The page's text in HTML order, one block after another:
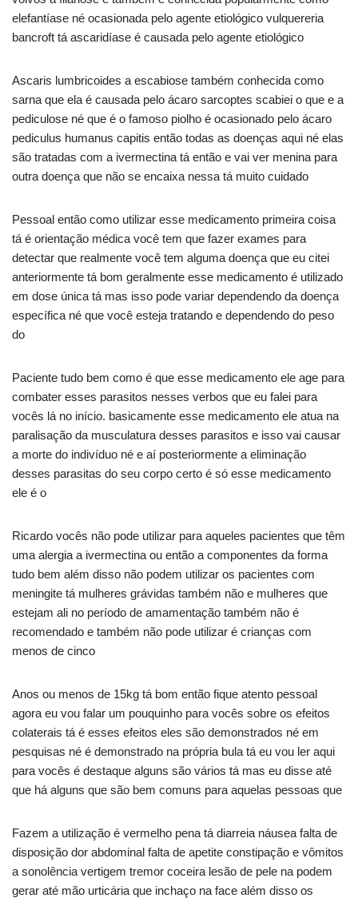
elefantíase né ocasionada pelo agente etiológico vulquereria
bancroft tá ascaridíase é causada pelo agente etiológico
Ascaris lumbricoides a escabiose também conhecida como
sarna que ela é causada pelo ácaro sarcoptes scabiei o que e a
pediculose né que é o famoso piolho é ocasionado pelo ácaro
pediculus humanus capitis então todas as doenças aqui né elas
são tratadas com a ivermectina tá então e vai ver menina para
outra doença que não se encaixa nessa tá muito cuidado
Pessoal então como utilizar esse medicamento primeira coisa
tá é orientação médica você tem que fazer exames para
detectar que realmente você tem alguma doença que eu citei
anteriormente tá bom geralmente esse medicamento é utilizado
em dose única tá mas isso pode variar dependendo da doença
específica né que você esteja tratando e dependendo do peso
do
Paciente tudo bem como é que esse medicamento ele age para
combater esses parasitos nesses verbos que eu falei para
vocês lá no início. basicamente esse medicamento ele atua na
paralisação da musculatura desses parasitos e isso vai causar
a morte do indivíduo né e aí posteriormente a eliminação
desses parasitas do seu corpo certo é só esse medicamento
ele é o
Ricardo vocês não pode utilizar para aqueles pacientes que têm
uma alergia a ivermectina ou então a componentes da forma
tudo bem além disso não podem utilizar os pacientes com
meningite tá mulheres grávidas também não e mulheres que
estejam ali no período de amamentação também não é
recomendado e também não pode utilizar é crianças com
menos de cinco
Anos ou menos de 15kg tá bom então fique atento pessoal
agora eu vou falar um pouquinho para vocês sobre os efeitos
colaterais tá é esses efeitos eles são demonstrados né em
pesquisas né é demonstrado na própria bula tá eu vou ler aqui
para vocês é destaque alguns são vários tá mas eu disse até
que há alguns que são bem comuns para aquelas pessoas que
Fazem a utilização é vermelho pena tá diarreia náusea falta de
disposição dor abdominal falta de apetite constipação e vômitos
a sonolência vertigem tremor coceira lesão de pele na podem
gerar até mão urticária que inchaço na face além disso os